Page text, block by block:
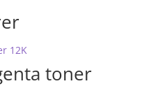
toner